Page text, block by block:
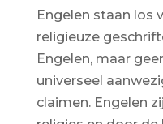
Engelen staan los
religieuze
Engelen, maar
universeel
claimen. Engelen